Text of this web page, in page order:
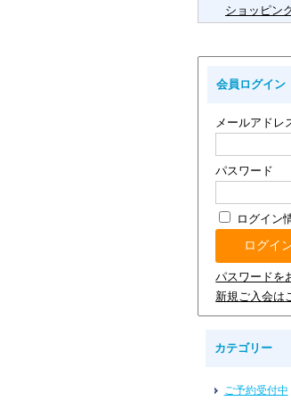
ショッピン
会員ログイン
メールアドレ
パスワード
ログイン
パスワードを
新規ご入会は
カテゴリー
ご予約受付中